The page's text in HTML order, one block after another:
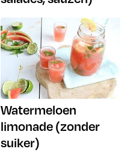
Watermeloen
limonade (zonder
suiker)